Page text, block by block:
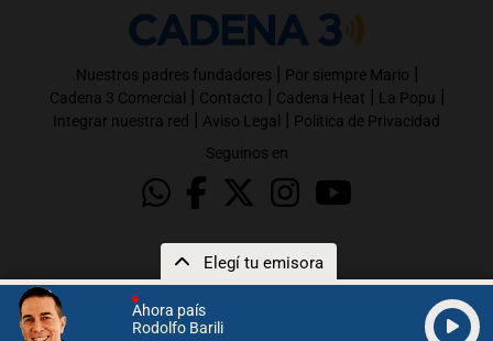
Ahora país
Rodolfo Barili
Elegí tu emisora
Nuestros padres fundadores | Por siempre Mario |
Cadena 3 Comercial | Contacto | Cadena Heat | La Popu |
Integrar nuestra red | Aviso Legal | Política de Privacidad
Seguinos en